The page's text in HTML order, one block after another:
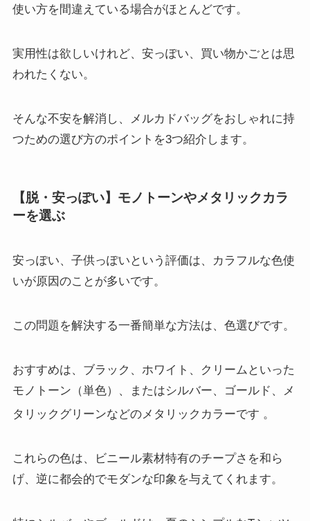
使い方を間違えている場合がほとんどです。
実用性は欲しいけれど、安っぽい、買い物かごとは思
われたくない。
そんな不安を解消し、メルカドバッグをおしゃれに持
つための選び方のポイントを3つ紹介します。
【脱・安っぽい】モノトーンやメタリックカラ
ーを選ぶ
安っぽい、子供っぽいという評価は、カラフルな色使
いが原因のことが多いです。
この問題を解決する一番簡単な方法は、色選びです。
おすすめは、ブラック、ホワイト、クリームといった
モノトーン（単色）、またはシルバー、ゴールド、メ
タリックグリーンなどのメタリックカラーです 。
これらの色は、ビニール素材特有のチープさを和ら
げ、逆に都会的でモダンな印象を与えてくれます。